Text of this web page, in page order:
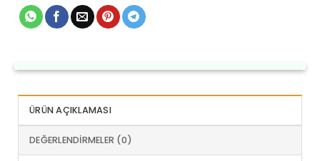
ÜRÜN AÇIKLAMASI
DEĞERLENDIRMELER (0)